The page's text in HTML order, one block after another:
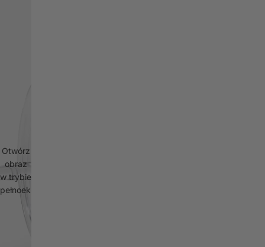
Otwórz
obraz
w trybie
pełnoekranowym